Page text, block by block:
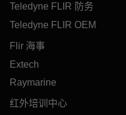
Teledyne FLIR 防务
Teledyne FLIR OEM
Flir 海事
Extech
Raymarine
红外培训中心